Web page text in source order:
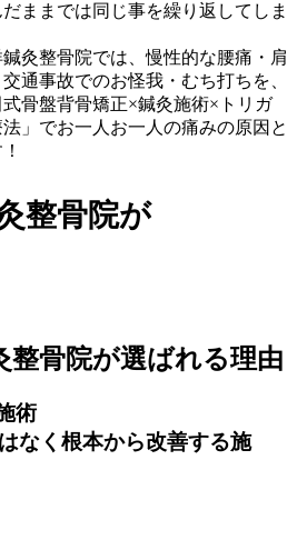
ままでは同じ事を繰り返してしま
灸整骨院では、慢性的な腰痛・肩
通事故でのお怪我・むち打ちを、
骨盤背骨矯正×鍼灸施術×トリガ
」でお一人お一人の痛みの原因と
整骨院が
なく 根本から改善する施